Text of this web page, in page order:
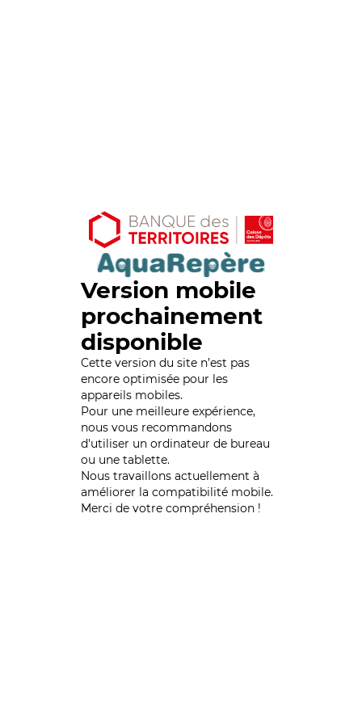
Version mobile
prochainement
disponible
Cette version du site n’est pas
encore optimisée pour les
appareils mobiles.
Pour une meilleure expérience,
nous vous recommandons
d'utiliser un ordinateur de bureau
ou une tablette.
Nous travaillons actuellement à
améliorer la compatibilité mobile.
Merci de votre compréhension !